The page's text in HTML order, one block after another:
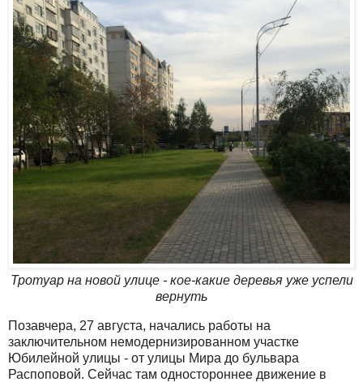
Тротуар на новой улице - кое-какие деревья уже успели
вернуть
Позавчера, 27 августа, начались работы на
заключительном немодернизированном участке
Юбилейной улицы - от улицы Мира до бульвара
Распоповой. Сейчас там одностороннее движение в